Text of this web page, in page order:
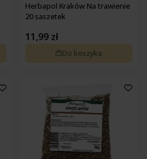
Herbapol Kraków Na trawienie
20 saszetek
11,99 zł
Do koszyka